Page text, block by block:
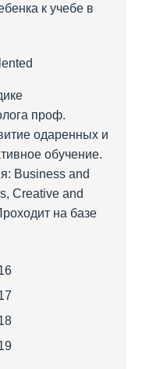
к учебе в
проф.
одаренных и
обучение.
Business and
Creative and
на базе